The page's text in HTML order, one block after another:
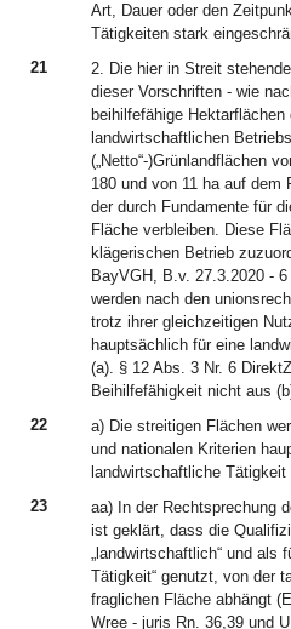
Art, Dauer oder den
Tätigkeiten stark
21
2. Die hier in Streit
dieser Vorschriften - wie
beihilfefähige
landwirtschaftlichen
(„Netto“-)Grünlandflächen
180 und von 11 ha auf dem
der durch Fundamente für
Fläche verbleiben. Diese
klägerischen Betrieb
BayVGH, B.v. 27.3.2020 -
werden nach den
trotz ihrer gleichzeitigen
hauptsächlich für eine
(a). § 12 Abs. 3 Nr. 6
Beihilfefähigkeit nicht aus
22
a) Die streitigen Flächen
und nationalen Kriterien
landwirtschaftliche Tätigkeit
23
aa) In der Rechtsprechung
ist geklärt, dass die
„landwirtschaftlich“ und als
Tätigkeit“ genutzt, von der
fraglichen Fläche abhängt
Wree - juris Rn. 36,39 und